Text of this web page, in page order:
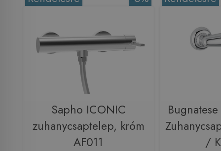
Sapho ICONIC
zuhanycsaptelep, króm
AF011
/